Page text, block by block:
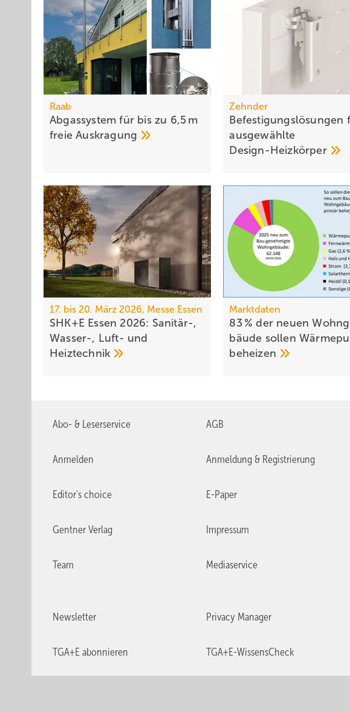
Raab
Abgassystem für bis zu 6,5 m
freieAuskragung
Zehnder
Befestigungslösungen
ausgewählte
Design-Heizkörper
17. bis 20. März 2026, Messe Essen
SHK+E Essen 2026: Sanitär-,
Wasser-, Luft- und
Heiztechnik
Marktdaten
83 % der neuen
bäude sollen
beheizen
Abo- & Leserservice AGB
Anmelden Anmeldung & Registrierung
Editor's choice E-Paper
Gentner Verlag Impressum
Team Mediaservice
Newsletter Privacy Manager
TGA+E abonnieren TGA+E-WissensCheck